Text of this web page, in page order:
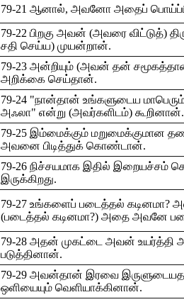
79-21 ஆனால், அவனோ அதைப்
79-22 பிறகு அவன் (அவரை விட்டுத்)
சதி செய்ய) முயன்றான்.
79-23 அன்றியும் (அவன் தன்
அறிக்கை செய்தான்.
79-24 "நான்தான் உங்களுடைய
அஃலா" என்று (அவர்களிடம்) கூறினான்.
79-25 இம்மைக்கும்
அவனை பிடித்துக் கொண்டான்.
79-26 நிச்சயமாக இதில் இறையச்சம்
இருக்கிறது.
79-27 உங்களைப் படைத்தல் கடினமா?
(படைத்தல் கடினமா?) அதை அவனே
79-28 அதன் முகட்டை அவன் உயர்த்தி
படுத்தினான்.
79-29 அவன்தான் இரவை
ஒளியையும் வெளியாக்கினான்.